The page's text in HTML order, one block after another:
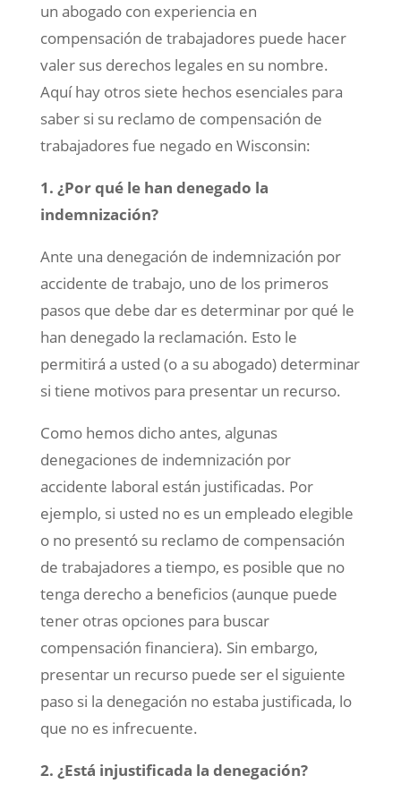
un abogado con experiencia en
compensación de trabajadores puede hacer
valer sus derechos legales en su nombre.
Aquí hay otros siete hechos esenciales para
saber si su reclamo de compensación de
trabajadores fue negado en Wisconsin:
1. ¿Por qué le han denegado la
indemnización?
Ante una denegación de indemnización por
accidente de trabajo, uno de los primeros
pasos que debe dar es determinar por qué le
han denegado la reclamación. Esto le
permitirá a usted (o a su abogado) determinar
si tiene motivos para presentar un recurso.
Como hemos dicho antes, algunas
denegaciones de indemnización por
accidente laboral están justificadas. Por
ejemplo, si usted no es un empleado elegible
o no presentó su reclamo de compensación
de trabajadores a tiempo, es posible que no
tenga derecho a beneficios (aunque puede
tener otras opciones para buscar
compensación financiera). Sin embargo,
presentar un recurso puede ser el siguiente
paso si la denegación no estaba justificada, lo
que no es infrecuente.
2. ¿Está injustificada la denegación?